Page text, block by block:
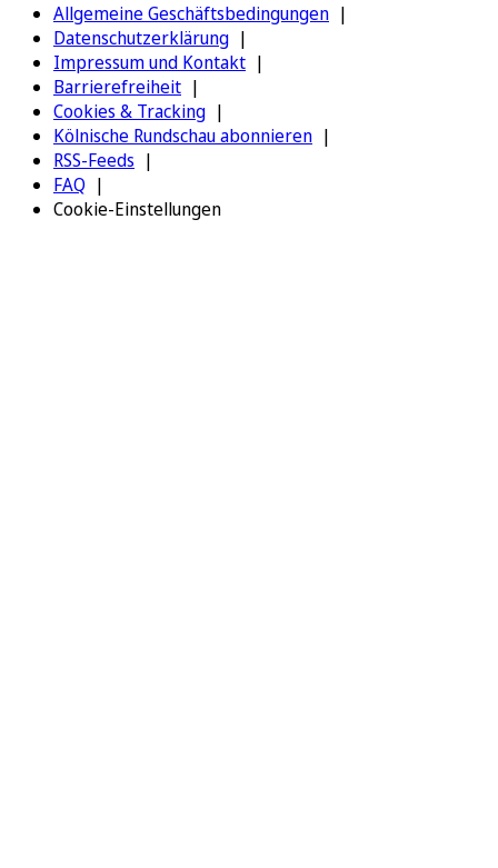
Allgemeine Geschäftsbedingungen
Datenschutzerklärung
Impressum und Kontakt
Barrierefreiheit
Cookies & Tracking
Kölnische Rundschau abonnieren
RSS-Feeds
FAQ
Cookie-Einstellungen